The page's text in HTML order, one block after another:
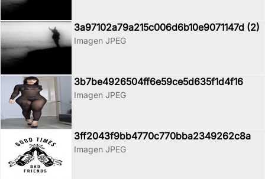
3a97102a79a215c006d6b10e9071147d (2)
Imagen JPEG
3b7be4926504ff6e59ce5d635f1d4f16
Imagen JPEG
3ff2043f9bb4770c770bba2349262c8a
Imagen JPEG